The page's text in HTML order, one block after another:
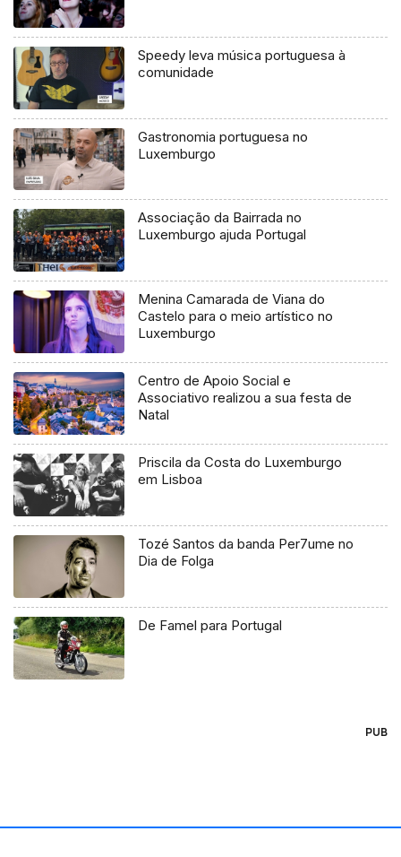
Speedy leva música portuguesa à
comunidade
Gastronomia portuguesa no
Luxemburgo
Associação da Bairrada no
Luxemburgo ajuda Portugal
Menina Camarada de Viana do
Castelo para o meio artístico no
Luxemburgo
Centro de Apoio Social e
Associativo realizou a sua festa de
Natal
Priscila da Costa do Luxemburgo
em Lisboa
Tozé Santos da banda Per7ume no
Dia de Folga
De Famel para Portugal
PUB